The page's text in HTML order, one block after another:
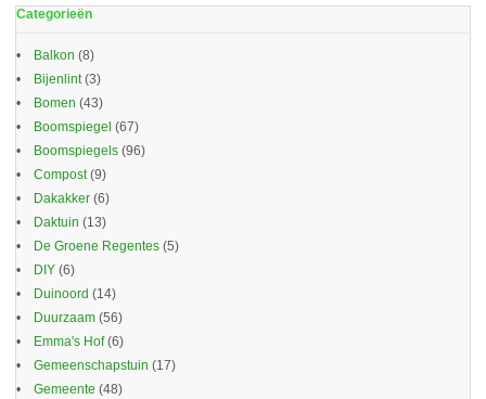
Categorieën
Balkon (8)
Bijenlint(3)
Bomen (43)
Boomspiegel (67)
Boomspiegels (96)
Compost(9)
Dakakker (6)
Daktuin (13)
De Groene Regentes (5)
DIY (6)
Duinoord (14)
Duurzaam (56)
Emma's Hof(6)
Gemeenschapstuin (17)
Gemeente (48)